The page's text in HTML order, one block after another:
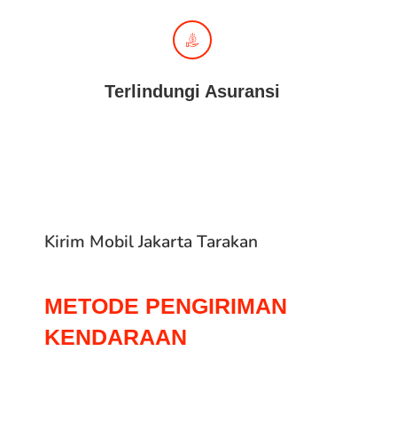
Terlindungi Asuransi
Kirim Mobil Jakarta Tarakan
METODE PENGIRIMAN
KENDARAAN